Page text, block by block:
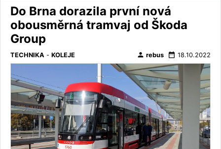
Do Brna dorazila první nová
obousměrná tramvaj od Škoda
Group
TECHNIKA - KOLEJE person rebus date_range 18.10.2022